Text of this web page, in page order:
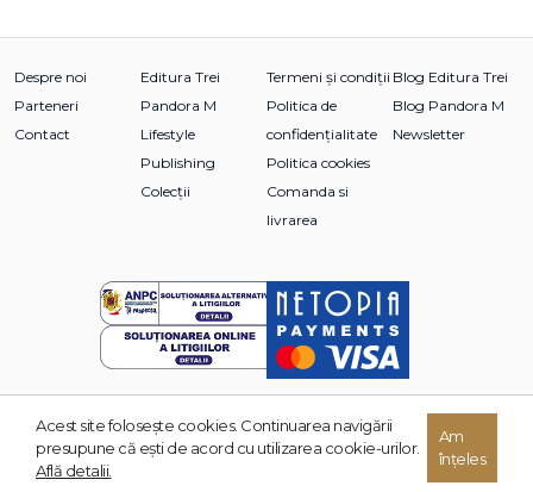
Despre noi
Parteneri
Contact
Editura Trei
Pandora M
Lifestyle
Publishing
Colecții
Termeni și condiții
Politica de
confidențialitate
Politica cookies
Comanda si
livrarea
Blog Editura Trei
Blog Pandora M
Newsletter
© 2026 Grupul Editorial TREI. Toate drepturile rezervate.
Acest site foloseşte cookies. Continuarea navigării
presupune că eşti de acord cu utilizarea cookie-urilor.
Află detalii.
Am
înțeles